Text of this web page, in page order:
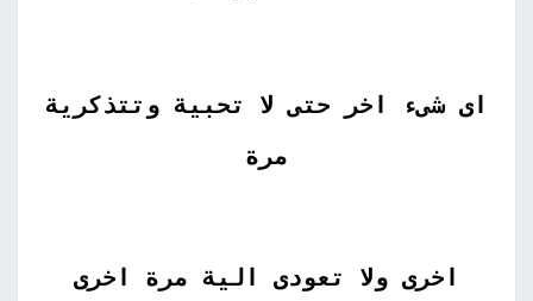
اى شىء اخر حتى لا تحبية وتتذكرية
مرة
اخرى ولا تعودى الية مرة اخرى